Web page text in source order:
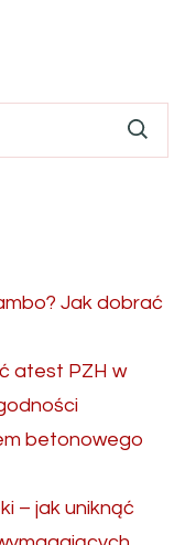
Jak dobrać
atest PZH w
betonowego
– jak uniknąć